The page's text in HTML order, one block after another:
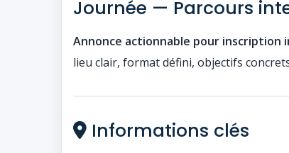
Journée — Parcours
Annonce actionnable pour inscription
lieu clair, format défini, objectifs
Informations clés